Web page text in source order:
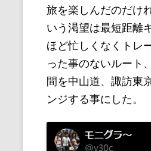
旅を楽しんだのだけ
いう渇望は最短距離
ほど忙しくなくトレ
った事のないルート
間を中山道、諏訪東
ンジする事にした。